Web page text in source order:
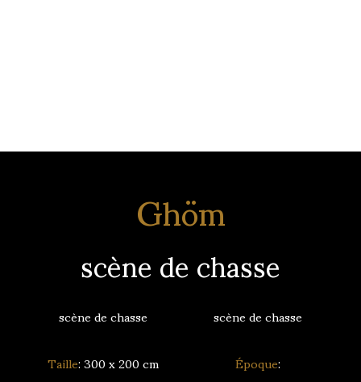
Ghöm
scène de chasse
scène de chasse
scène de chasse
Taille: 300 x 200 cm Époque: